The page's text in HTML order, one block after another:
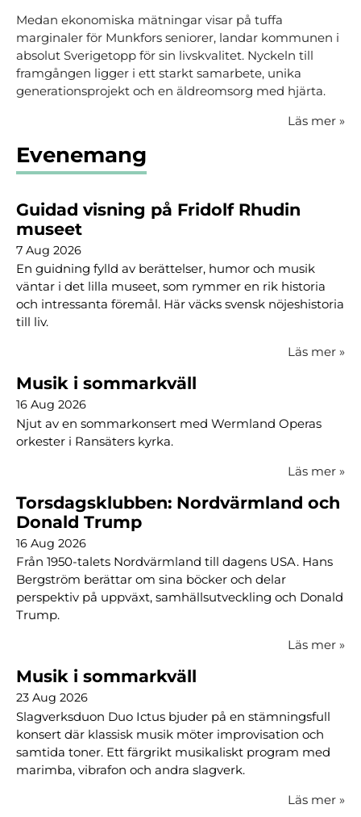
Medan ekonomiska mätningar visar på tuffa
marginaler för Munkfors seniorer, landar kommunen i
absolut Sverigetopp för sin livskvalitet. Nyckeln till
framgången ligger i ett starkt samarbete, unika
generationsprojekt och en äldreomsorg med hjärta.
Läs mer »
Evenemang
Guidad visning på Fridolf Rhudin
museet
7 Aug 2026
En guidning fylld av berättelser, humor och musik
väntar i det lilla museet, som rymmer en rik historia
och intressanta föremål. Här väcks svensk nöjeshistoria
till liv.
Läs mer »
Musik i sommarkväll
16 Aug 2026
Njut av en sommarkonsert med Wermland Operas
orkester i Ransäters kyrka.
Läs mer »
Torsdagsklubben: Nordvärmland och
Donald Trump
16 Aug 2026
Från 1950-talets Nordvärmland till dagens USA. Hans
Bergström berättar om sina böcker och delar
perspektiv på uppväxt, samhällsutveckling och Donald
Trump.
Läs mer »
Musik i sommarkväll
23 Aug 2026
Slagverksduon Duo Ictus bjuder på en stämningsfull
konsert där klassisk musik möter improvisation och
samtida toner. Ett färgrikt musikaliskt program med
marimba, vibrafon och andra slagverk.
Läs mer »